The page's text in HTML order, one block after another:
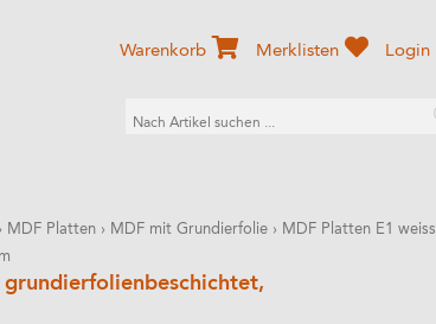
Warenkorb Merklisten Login
› MDF Platten › MDF mit Grundierfolie › MDF Platten E1 weiss
grundierfolienbeschichtet,